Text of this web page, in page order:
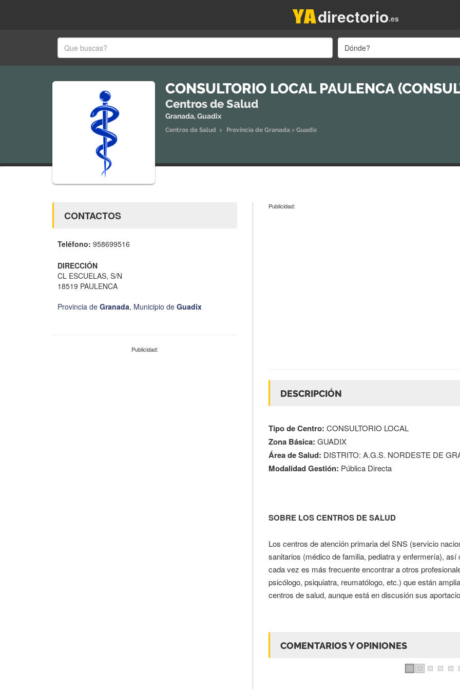
.es
directorio
Dónde?
CONSULTORIO LOCAL PAULENCA
Centros de Salud
Granada, Guadix
Centros de Salud > Provincia de Granada > Guadix
CONTACTOS
Teléfono: 958699516
DIRECCIÓN
CL ESCUELAS, S/N
18519 PAULENCA
Provincia de Granada, Municipio de Guadix
Publicidad:
Publicidad:
DESCRIPCIÓN
Tipo de Centro: CONSULTORIO LOCAL
Zona Básica: GUADIX
Área de Salud: DISTRITO: A.G.S. NORDESTE DE
Modalidad Gestión: Pública Directa
SOBRE LOS CENTROS DE SALUD
Los centros de atención primaria del SNS (servicio
sanitarios (médico de familia, pediatra y enfermería),
cada vez es más frecuente encontrar a otros
psicólogo, psiquiatra, reumatólogo, etc.) que están
centros de salud, aunque está en discusión sus
COMENTARIOS Y OPINIONES